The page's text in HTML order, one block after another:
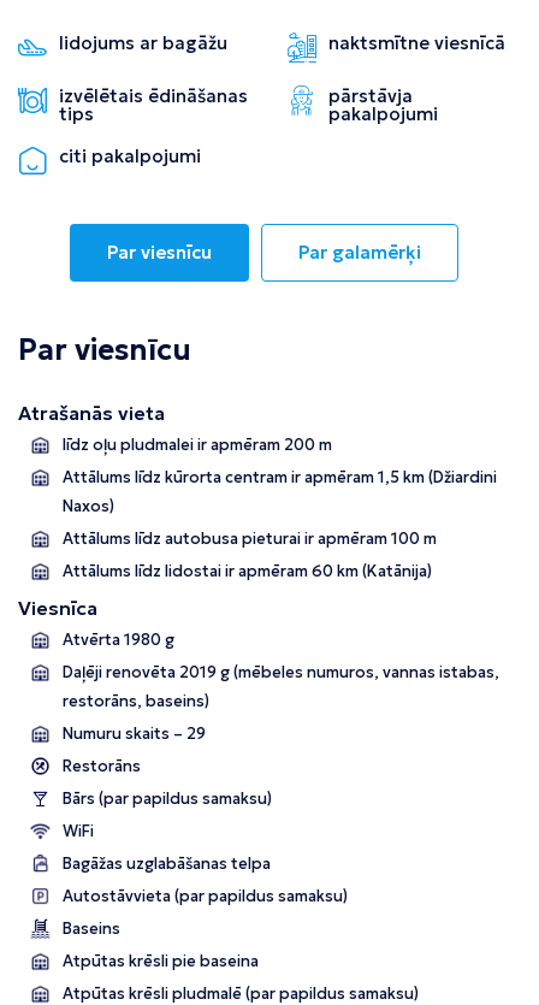
lidojums ar bagāžu naktsmītne viesnīcā
izvēlētais ēdināšanas
tips
pārstāvja
pakalpojumi
citi pakalpojumi
Par viesnīcu Par galamērķi
Par viesnīcu
Atrašanās vieta
līdz oļu pludmalei ir apmēram 200 m
Attālums līdz kūrorta centram ir apmēram 1,5 km (Džiardini
Naxos)
Attālums līdz autobusa pieturai ir apmēram 100 m
Attālums līdz lidostai ir apmēram 60 km (Katānija)
Viesnīca
Atvērta 1980 g
Daļēji renovēta 2019 g(mēbeles numuros, vannas istabas,
restorāns, baseins)
Numuru skaits – 29
Restorāns
Bārs (par papildus samaksu)
WiFi
Bagāžas uzglabāšanas telpa
Autostāvvieta (par papildus samaksu)
Baseins
Atpūtas krēsli pie baseina
Atpūtas krēsli pludmalē (par papildus samaksu)